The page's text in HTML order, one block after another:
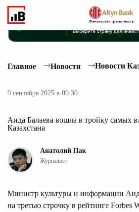
Главное Новости Новости
9 сентября 2025 в 09:30
Аида Балаева вошла в тройку самых
Казахстана
Анатолий Пак
Журналист
Министр культуры и информации
на третью строчку в рейтинге Forbes